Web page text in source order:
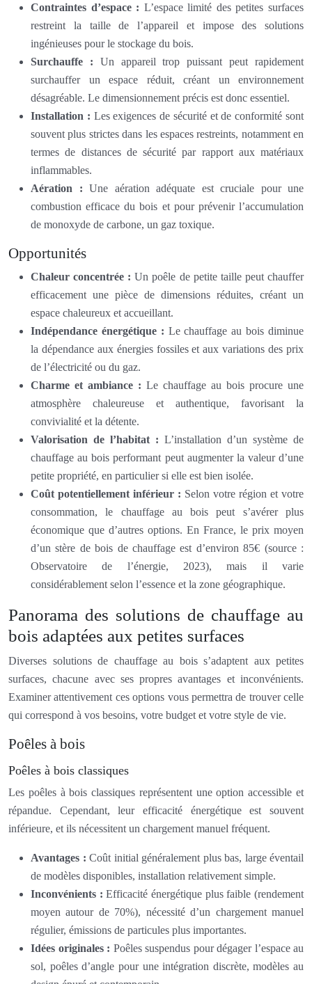
Contraintes d’espace : L’espace limité des petites surfaces
restreint la taille de l’appareil et impose des solutions
ingénieuses pour le stockage du bois.
Surchauffe : Un appareil trop puissant peut rapidement
surchauffer un espace réduit, créant un environnement
désagréable. Le dimensionnement précis est donc essentiel.
Installation : Les exigences de sécurité et de conformité sont
souvent plus strictes dans les espaces restreints, notamment en
termes de distances de sécurité par rapport aux matériaux
inflammables.
Aération : Une aération adéquate est cruciale pour une
combustion efficace du bois et pour prévenir l’accumulation
de monoxyde de carbone, un gaz toxique.
Opportunités
Chaleur concentrée :Un poêle de petite taille peut chauffer
efficacement une pièce de dimensions réduites, créant un
espace chaleureux et accueillant.
Indépendance énergétique : Le chauffage au bois diminue
la dépendance aux énergies fossiles et aux variations des prix
de l’électricité ou du gaz.
Charme et ambiance : Le chauffage au bois procure une
atmosphère chaleureuse et authentique, favorisant la
convivialité et la détente.
Valorisation de l’habitat : L’installation d’un système de
chauffage au bois performant peut augmenter la valeur d’une
petite propriété, en particulier si elle est bien isolée.
Coût potentiellement inférieur : Selon votre région et votre
consommation, le chauffage au bois peut s’avérer plus
économique que d’autres options. En France, le prix moyen
d’un stère de bois de chauffage est d’environ 85€ (source :
Observatoire de l’énergie, 2023), mais il varie
considérablement selon l’essence et la zone géographique.
Panorama des solutions de chauffage au
bois adaptées aux petites surfaces
Diverses solutions de chauffage au bois s’adaptent aux petites
surfaces, chacune avec ses propres avantages et inconvénients.
Examiner attentivement ces options vous permettra de trouver celle
qui correspond à vos besoins, votre budget et votre style de vie.
Poêles à bois
Poêles à bois classiques
Les poêles à bois classiques représentent une option accessible et
répandue. Cependant, leur efficacité énergétique est souvent
inférieure, et ils nécessitent un chargement manuel fréquent.
Avantages : Coût initial généralement plus bas, large éventail
de modèles disponibles, installation relativement simple.
Inconvénients :Efficacité énergétique plus faible (rendement
moyen autour de 70%), nécessité d’un chargement manuel
régulier, émissions de particules plus importantes.
Idées originales : Poêles suspendus pour dégager l’espace au
sol, poêles d’angle pour une intégration discrète, modèles au